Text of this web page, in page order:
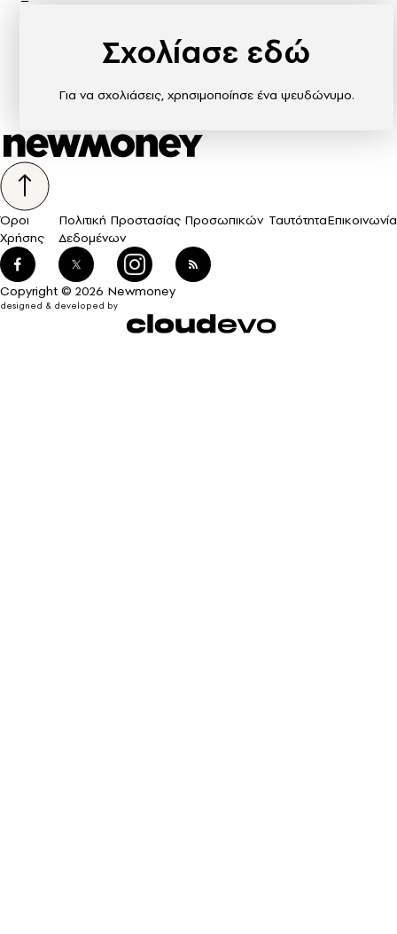
Σχολίασε εδώ
Για να σχολιάσεις, χρησιμοποίησε ένα ψευδώνυμο.
Όροι
Χρήσης
Πολιτική Προστασίας Προσωπικών
Δεδομένων
ΤαυτότηταΕπικοινωνία
Copyright © 2026 Newmoney
designed & developed by